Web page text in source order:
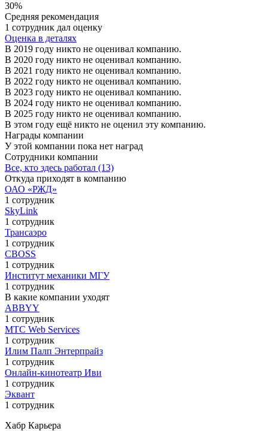
30%
Средняя рекомендация
1 сотрудник дал оценку
Оценка в деталях
В 2019 году никто не оценивал компанию.
В 2020 году никто не оценивал компанию.
В 2021 году никто не оценивал компанию.
В 2022 году никто не оценивал компанию.
В 2023 году никто не оценивал компанию.
В 2024 году никто не оценивал компанию.
В 2025 году никто не оценивал компанию.
В этом году ещё никто не оценил эту компанию.
Награды компании
У этой компании пока нет наград
Сотрудники компании
Все, кто здесь работал (13)
Откуда приходят в компанию
ОАО «РЖД»
1 сотрудник
SkyLink
1 сотрудник
Трансаэро
1 сотрудник
CBOSS
1 сотрудник
Институт механики МГУ
1 сотрудник
В какие компании уходят
ABBYY
1 сотрудник
МТС Web Services
1 сотрудник
Илим Палп Энтерпрайз
1 сотрудник
Онлайн-кинотеатр Иви
1 сотрудник
Эквант
1 сотрудник
Хабр Карьера